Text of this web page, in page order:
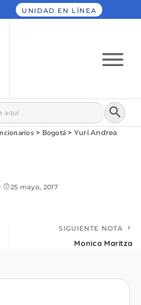
UNIDAD EN LÍNEA
Botón
> Bogotá > Yuri Andrea
25 mayo, 2017
SIGUIENTE NOTA
Monica Maritza